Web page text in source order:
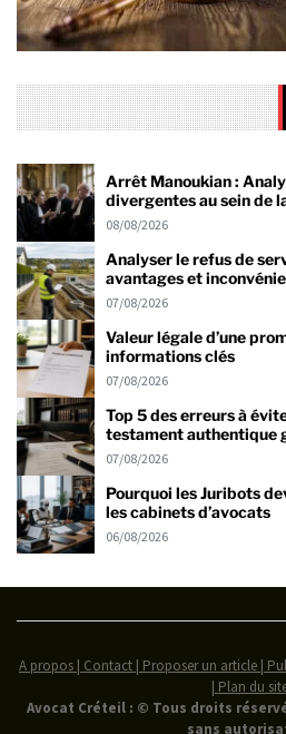
Arrêt Manoukian :
divergentes au sein de
08/08/2026
Analyser le refus de
avantages et
07/08/2026
Valeur légale d’une
informations clés
07/08/2026
Top 5 des erreurs à
testament authentique
07/08/2026
Pourquoi les Juribots
les cabinets d’avocats
06/08/2026
A propos | Contact | Proposer un article |
| Plan du
Avocat Créteil : © Tous droits
sans